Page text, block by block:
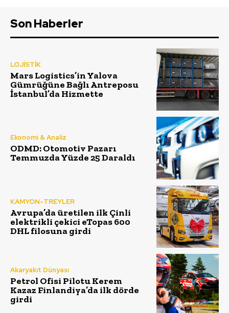
Son Haberler
LOJİSTİK
Mars Logistics’in Yalova
Gümrüğüne Bağlı Antreposu
İstanbul’da Hizmette
Ekonomi & Analiz
ODMD: Otomotiv Pazarı
Temmuzda Yüzde 25 Daraldı
KAMYON-TREYLER
Avrupa’da üretilen ilk Çinli
elektrikli çekici eTopas 600
DHL filosuna girdi
Akaryakıt Dünyası
Petrol Ofisi Pilotu Kerem
Kazaz Finlandiya’da ilk dörde
girdi